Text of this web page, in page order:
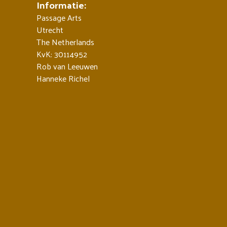
Informatie:
Passage Arts
Utrecht
The Netherlands
KvK: 30114952
Rob van Leeuwen
Hanneke Richel